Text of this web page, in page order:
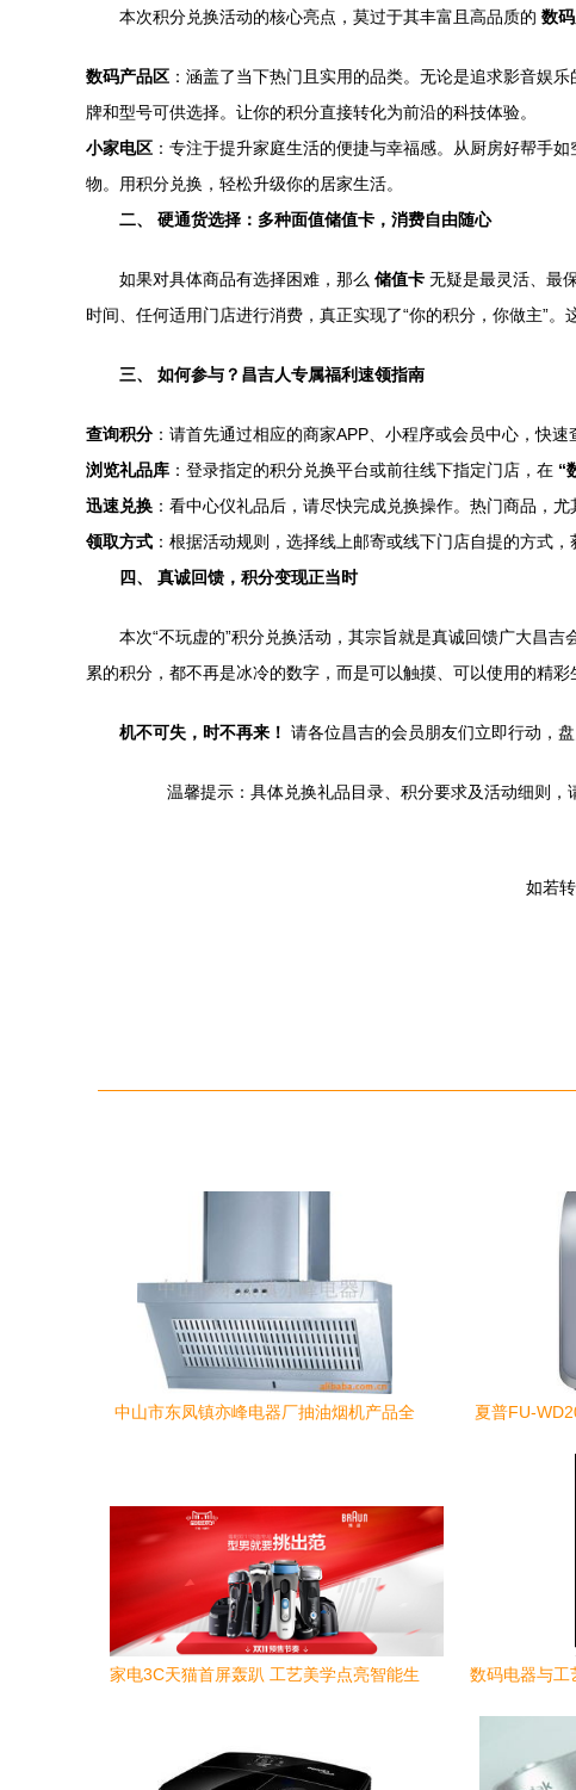
本次积分兑换活动的核心亮点，莫过于其丰富且高品质的 数
数码产品区 ：涵盖了当下热门且实用的品类。无论是追求影音娱
牌和型号可供选择。让你的积分直接转化为前沿的科技体验。
小家电区 ：专注于提升家庭生活的便捷与幸福感。从厨房好帮手
物。用积分兑换，轻松升级你的居家生活。
二、 硬通货选择：多种面值储值卡，消费自由随心
如果对具体商品有选择困难，那么 储值卡 无疑是最灵活、最
时间、任何适用门店进行消费，真正实现了“你的积分，你做主”
三、 如何参与？昌吉人专属福利速领指南
查询积分 ：请首先通过相应的商家APP、小程序或会员中心，快速
浏览礼品库 ：登录指定的积分兑换平台或前往线下指定门店，在 “
迅速兑换 ：看中心仪礼品后，请尽快完成兑换操作。热门商品，
领取方式 ：根据活动规则，选择线上邮寄或线下门店自提的方式，
四、 真诚回馈，积分变现正当时
本次“不玩虚的”积分兑换活动，其宗旨就是真诚回馈广大昌
累的积分，都不再是冰冷的数字，而是可以触摸、可以使用的精彩
机不可失，时不再来！ 请各位昌吉的会员朋友们立即行动，
温馨提示：具体兑换礼品目录、积分要求及活动细则，
如若
中山市东凤镇亦峰电器厂抽油烟机产品全
夏普FU-
家电3C天猫首屏轰趴 工艺美学点亮智能生
数码电器与工